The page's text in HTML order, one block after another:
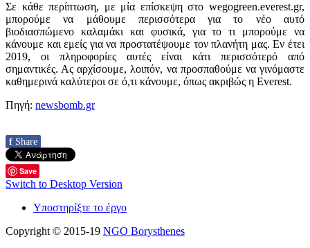
Σε κάθε περίπτωση, με μία επίσκεψη στο wegogreen.everest.gr,
μπορούμε να μάθουμε περισσότερα για το νέο αυτό
βιοδιασπώμενο καλαμάκι και φυσικά, για το τι μπορούμε να
κάνουμε και εμείς για να προστατέψουμε τον πλανήτη μας. Εν έτει
2019, οι πληροφορίες αυτές είναι κάτι περισσότερό από
σημαντικές. Ας αρχίσουμε, λοιπόν, να προσπαθούμε να γινόμαστε
καθημερινά καλύτεροι σε ό,τι κάνουμε, όπως ακριβώς η Everest.
Πηγή: newsbomb.gr
f Share
Save
Switch to Desktop Version
Υποστηρίξτε το έργο
Copyright © 2015-19 NGO Borysthenes